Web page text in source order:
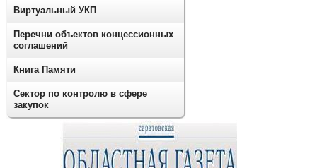
Виртуальный УКП
Перечни объектов концессионных
соглашений
Книга Памяти
Сектор по контролю в сфере
закупок